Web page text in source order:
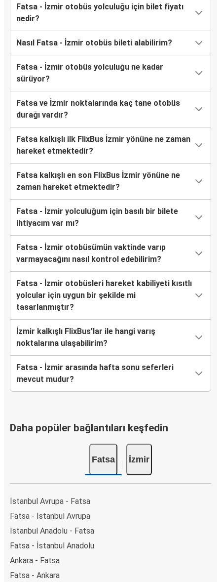
Fatsa - İzmir otobüs yolculuğu için bilet fiyatı
nedir?
Nasıl Fatsa - İzmir otobüs bileti alabilirim?
Fatsa - İzmir otobüs yolculuğu ne kadar
sürüyor?
Fatsa ve İzmir noktalarında kaç tane otobüs
durağı vardır?
Fatsa kalkışlı ilk FlixBus İzmir yönüne ne zaman
hareket etmektedir?
Fatsa kalkışlı en son FlixBus İzmir yönüne ne
zaman hareket etmektedir?
Fatsa - İzmir yolculuğum için basılı bir bilete
ihtiyacım var mı?
Fatsa - İzmir otobüsümün vaktinde varıp
varmayacağını nasıl kontrol edebilirim?
Fatsa - İzmir otobüsleri hareket kabiliyeti kısıtlı
yolcular için uygun bir şekilde mi
tasarlanmıştır?
İzmir kalkışlı FlixBus’lar ile hangi varış
noktalarına ulaşabilirim?
Fatsa - İzmir arasında hafta sonu seferleri
mevcut mudur?
Daha popüler bağlantıları keşfedin
Fatsa İzmir
İstanbul Avrupa - Fatsa
Fatsa - İstanbul Avrupa
İstanbul Anadolu - Fatsa
Fatsa - İstanbul Anadolu
Ankara - Fatsa
Fatsa - Ankara